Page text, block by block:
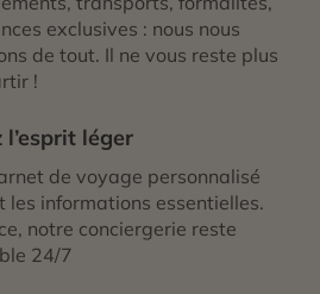
exclusives : nous nous
de tout. Il ne vous reste plus
!
l’esprit léger
de voyage personnalisé
les informations essentielles.
notre conciergerie reste
24/7